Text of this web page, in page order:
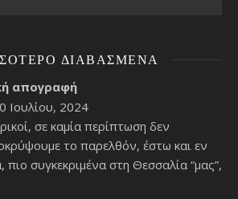
ΔΙΑΒΑΣΜΈΝΑ
απογραφή
Ιουλίου, 2024
σε καμία περίπτωση δεν
το παρελθόν, έστω και εν
πιο συγκεκριμένα στη Θεσσαλία “μας”,